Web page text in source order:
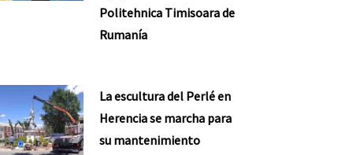
Politehnica Timisoara de
Rumanía
La escultura del Perlé en
Herencia se marcha para
su mantenimiento